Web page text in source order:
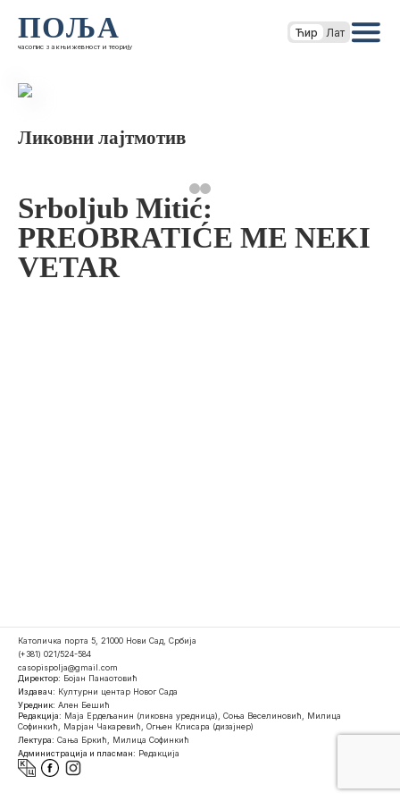
ПОЉА
часопис за књижевност и теорију
Ћир Лат
Ликовни лајтмотив
Srboljub Mitić:
PREOBRATIĆE ME NEKI
VETAR
Католичка порта 5, 21000 Нови Сад, Србија
(+381) 021/524-584
casopispolja@gmail.com
Директор: Бојан Панаотовић
Издавач: Културни центар Новог Сада
Уредник: Ален Бешић
Редакција: Маја Ердељанин (ликовна уредница), Соња Веселиновић, Милица
Софинкић, Марјан Чакаревић, Огњен Клисара (дизајнер)
Лектура: Сања Бркић, Милица Софинкић
Администрација и пласман: Редакција